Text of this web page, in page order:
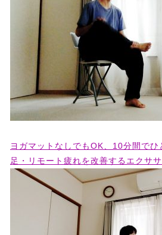
ヨガマットなしでもOK、10分間で
足・リモート疲れを改善するエクサ